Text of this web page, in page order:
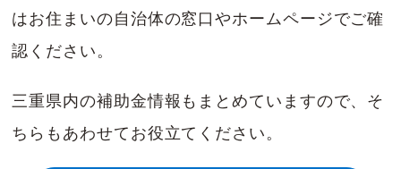
はお住まいの自治体の窓口やホームページでご確
認ください。
三重県内の補助金情報もまとめていますので、そ
ちらもあわせてお役立てください。